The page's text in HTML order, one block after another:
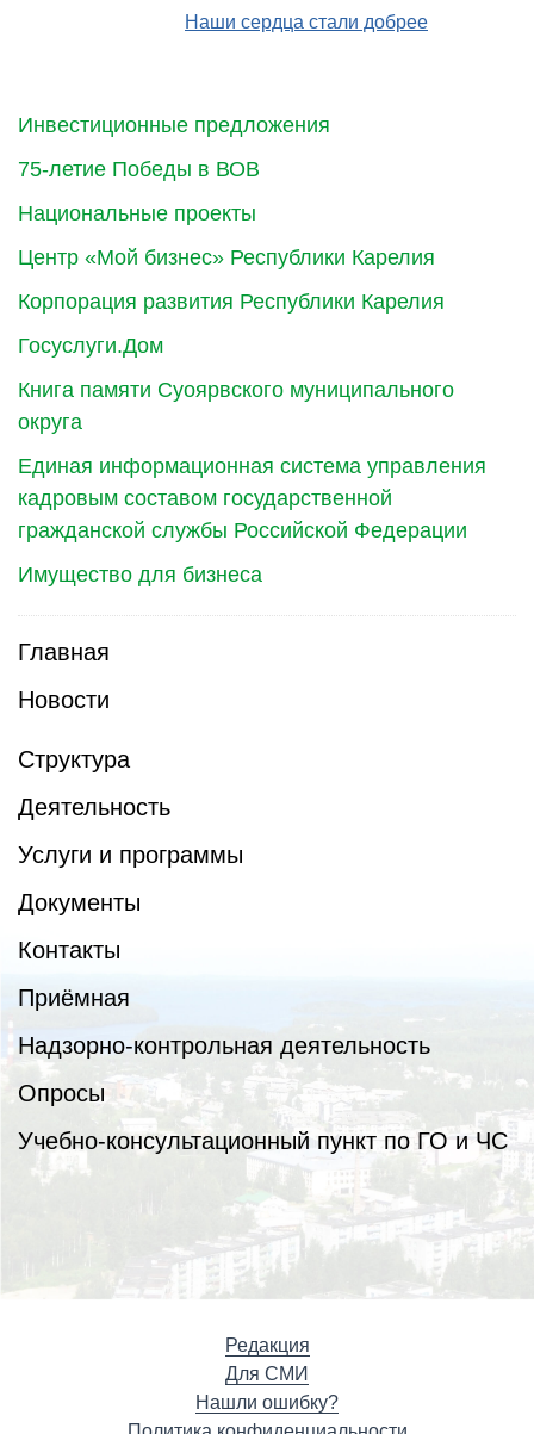
Инвестиционные предложения
75-летие Победы в ВОВ
Национальные проекты
Центр «Мой бизнес» Республики Карелия
Корпорация развития Республики Карелия
Госуслуги.Дом
Книга памяти Суоярвского муниципального
округа
Единая информационная система управления
кадровым составом государственной
гражданской службы Российской Федерации
Имущество для бизнеса
Главная
Новости
Структура
Деятельность
Услуги и программы
Документы
Контакты
Приёмная
Надзорно-контрольная деятельность
Опросы
Учебно-консультационный пункт по ГО и ЧС
Наши сердца стали добрее
Редакция
Для СМИ
Нашли ошибку?